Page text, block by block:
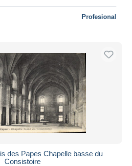
Profesional
des Papes Chapelle basse du
Consistoire